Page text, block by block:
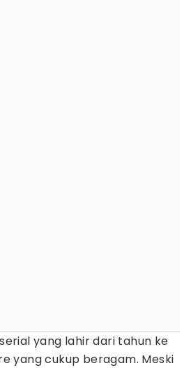
yang lahir dari tahun ke
yang cukup beragam. Meski